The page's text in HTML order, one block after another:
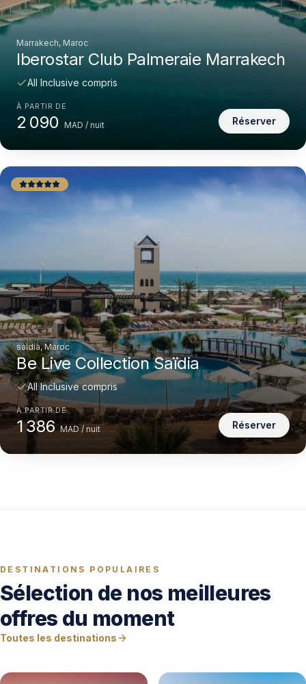
Marrakech, Maroc
Iberostar Club Palmeraie Marrakech
All Inclusive compris
À PARTIR DE
2 090 MAD / nuit Réserver
saidia, Maroc
Be Live Collection Saïdia
All Inclusive compris
À PARTIR DE
1 386 MAD / nuit Réserver
DESTINATIONS POPULAIRES
Sélection de nos meilleures
offres du moment
Toutes les destinations